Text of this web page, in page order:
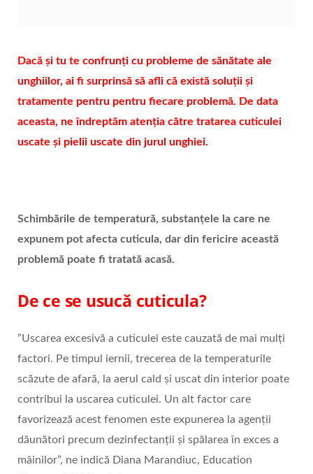
Dacă și tu te confrunți cu probleme de sănătate ale
unghiilor, ai fi surprinsă să afli că există soluții și
tratamente pentru pentru fiecare problemă. De data
aceasta, ne îndreptăm atenția către tratarea cuticulei
uscate și pielii uscate din jurul unghiei.
Schimbările de temperatură, substanțele la care ne
expunem pot afecta cuticula, dar din fericire această
problemă poate fi tratată acasă.
De ce se usucă cuticula?
”Uscarea excesivă a cuticulei este cauzată de mai mulți
factori. Pe timpul iernii, trecerea de la temperaturile
scăzute de afară, la aerul cald și uscat din interior poate
contribui la uscarea cuticulei. Un alt factor care
favorizează acest fenomen este expunerea la agenții
dăunători precum dezinfectanții și spălarea în exces a
mâinilor”, ne indică Diana Marandiuc, Education